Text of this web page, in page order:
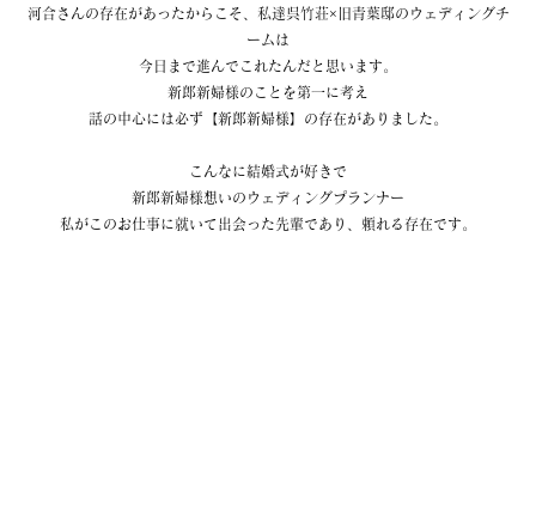
河合さんの存在があったからこそ、私達呉竹荘×旧青葉邸のウェディングチ
ームは
今日まで進んでこれたんだと思います。
新郎新婦様のことを第一に考え
話の中心には必ず【新郎新婦様】の存在がありました。
こんなに結婚式が好きで
新郎新婦様想いのウェディングプランナー
私がこのお仕事に就いて出会った先輩であり、頼れる存在です。